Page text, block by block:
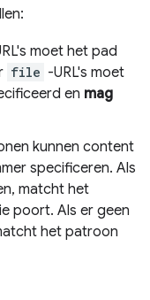
moet het pad
file -URL's moet
en mag
kunnen content
specificeren. Als
matcht het
poort. Als er geen
het patroon